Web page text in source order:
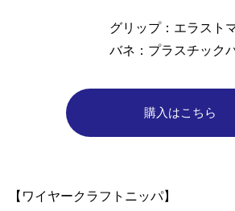
グリップ
エラスト
バネ
プラスチック
購入はこちら
【ワイヤークラフトニッパ】